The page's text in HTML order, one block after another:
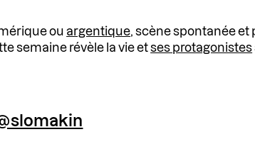
ouargentique, scène spontanée et
semaine révèle la vie etses protagonistes